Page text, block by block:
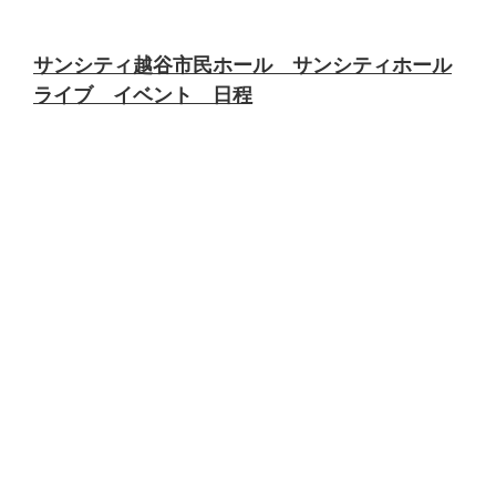
サンシティ越谷市民ホール サンシティホール
ライブ イベント 日程